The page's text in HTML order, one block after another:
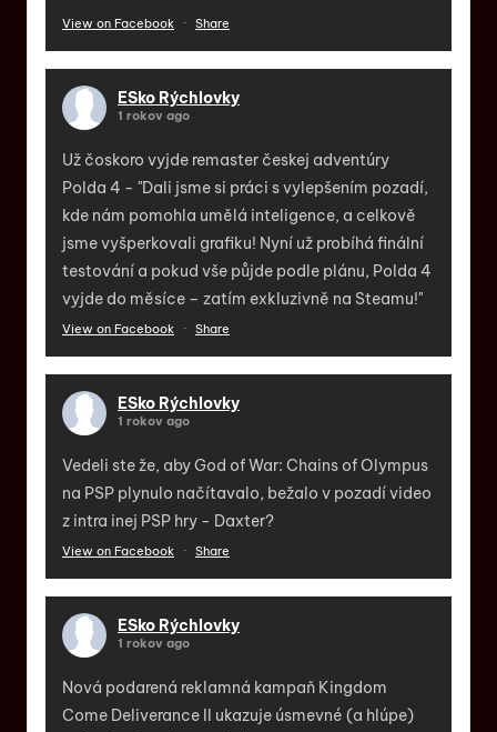
View on Facebook · Share
ESko Rýchlovky
1 rokov ago
Už čoskoro vyjde remaster českej adventúry
Polda 4 - "Dali jsme si práci s vylepšením pozadí,
kde nám pomohla umělá inteligence, a celkově
jsme vyšperkovali grafiku! Nyní už probíhá finální
testování a pokud vše půjde podle plánu, Polda 4
vyjde do měsíce – zatím exkluzivně na Steamu!"
View on Facebook · Share
ESko Rýchlovky
1 rokov ago
Vedeli ste že, aby God of War: Chains of Olympus
na PSP plynulo načítavalo, bežalo v pozadí video
z intra inej PSP hry - Daxter?
View on Facebook · Share
ESko Rýchlovky
1 rokov ago
Nová podarená reklamná kampaň Kingdom
Come Deliverance II ukazuje úsmevné (a hlúpe)